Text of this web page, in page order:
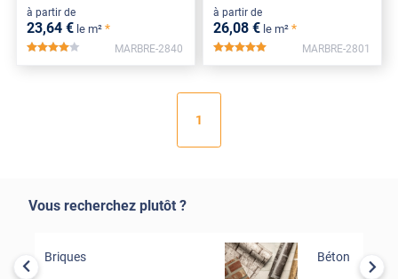
à partir de
23,64 € le m² *
*****
MARBRE-2840
à partir de
26,08 € le m² *
MARBRE-2801
1
Vous recherchez plutôt ?
Briques Béton